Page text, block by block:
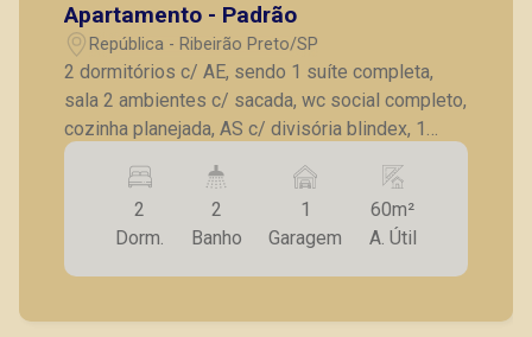
Lucelia Mariotti
CRECI 146320 - Venda
(16) 99222-2915
CORRETOR DE PLANTÃO
Apartamento - Padrão
República - Ribeirão Preto/SP
2 dormitórios c/ AE, sendo 1 suíte completa,
sala 2 ambientes c/ sacada, wc social completo,
cozinha planejada, AS c/ divisória blindex, 1
vaga de garagem. Mobiliado Sofá , rack , tv
,mesa de jantar , micro-ondas , fogão , geladeira
,cama box nos dois quartos.
2
Dorm.
2
Banho
1
Garagem
60m²
A. Útil